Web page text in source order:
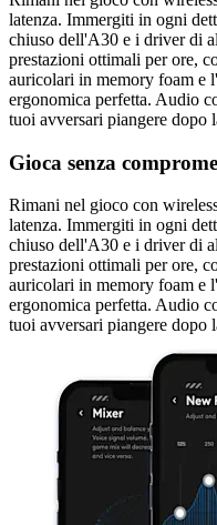
latenza. Immergiti in ogni
chiuso dell'A30 e i driver di
prestazioni ottimali per ore,
auricolari in memory foam e
ergonomica perfetta. Audio
tuoi avversari piangere dopo
Gioca senza
Rimani nel gioco con
latenza. Immergiti in ogni
chiuso dell'A30 e i driver di
prestazioni ottimali per ore,
auricolari in memory foam e
ergonomica perfetta. Audio
tuoi avversari piangere dopo